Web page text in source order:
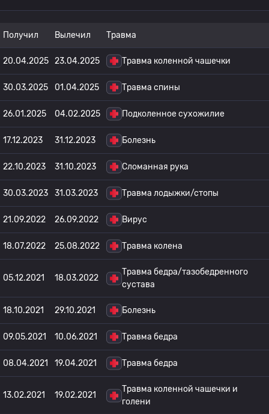
Получил Вылечил Травма
20.04.2025 23.04.2025 Травма коленной чашечки
30.03.2025 01.04.2025 Травма спины
26.01.2025 04.02.2025 Подколенное сухожилие
17.12.2023 31.12.2023 Болезнь
22.10.2023 31.10.2023 Сломанная рука
30.03.2023 31.03.2023 Травма лодыжки/стопы
21.09.2022 26.09.2022 Вирус
18.07.2022 25.08.2022 Травма колена
05.12.2021 18.03.2022
Травма бедра/тазобедренного
сустава
18.10.2021 29.10.2021 Болезнь
09.05.2021 10.06.2021 Травма бедра
08.04.2021 19.04.2021 Травма бедра
13.02.2021 19.02.2021
Травма коленной чашечки и
голени